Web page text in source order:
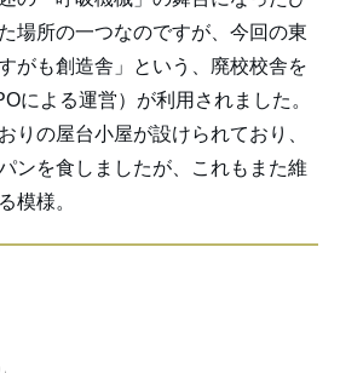
場所の一つなのですが、今回の東
がも創造舎」という、廃校校舎を
による運営）が利用されました。
りの屋台小屋が設けられており、
ンを食しましたが、これもまた維
模様。